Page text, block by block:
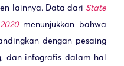
lainnya. Data dari State
menunjukkan bahwa
dengan pesaing
dan infografis dalam hal